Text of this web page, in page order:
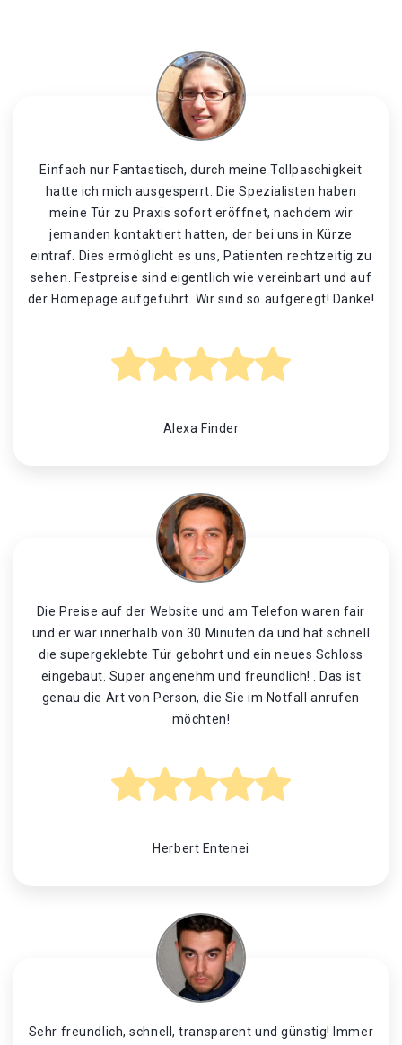
Einfach nur Fantastisch, durch meine Tollpaschigkeit
hatte ich mich ausgesperrt. Die Spezialisten haben
meine Tür zu Praxis sofort eröffnet, nachdem wir
jemanden kontaktiert hatten, der bei uns in Kürze
eintraf. Dies ermöglicht es uns, Patienten rechtzeitig zu
sehen. Festpreise sind eigentlich wie vereinbart und auf
der Homepage aufgeführt. Wir sind so aufgeregt! Danke!
Alexa Finder
Die Preise auf der Website und am Telefon waren fair
und er war innerhalb von 30 Minuten da und hat schnell
die supergeklebte Tür gebohrt und ein neues Schloss
eingebaut. Super angenehm und freundlich! . Das ist
genau die Art von Person, die Sie im Notfall anrufen
möchten!
Herbert Entenei
Sehr freundlich, schnell, transparent und günstig! Immer